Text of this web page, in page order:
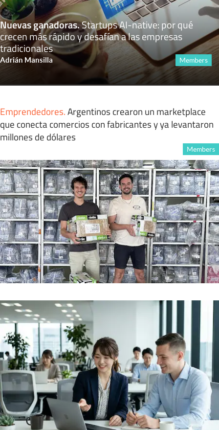
Nuevas ganadoras.Startups AI-native: por qué
crecen más rápido y desafían a las empresas
tradicionales
Adrián Mansilla Members
Emprendedores.Argentinos crearon un marketplace
que conecta comercios con fabricantes y ya levantaron
millones de dólares
Members